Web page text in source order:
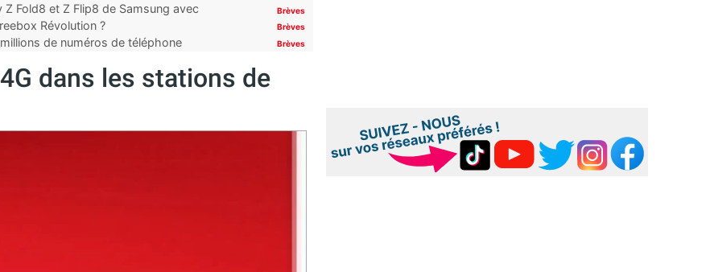
Fold8 et Z Flip8 de Samsung avec
Brèves
Révolution ? Brèves
de numéros de téléphone
Brèves
dans les stations de